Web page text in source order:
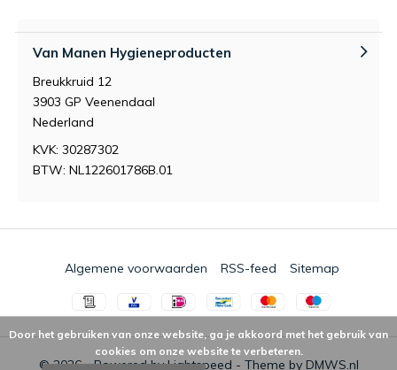
Van Manen Hygieneproducten
Breukkruid 12
3903 GP Veenendaal
Nederland
KVK: 30287302
BTW: NL122601786B.01
© 2026 - Powered byLightspeed - Theme by DMWS.nl
Algemene voorwaarden RSS-feed Sitemap
Door het gebruiken van onze website, ga je akkoord met het gebruik van
cookies om onze website te verbeteren.